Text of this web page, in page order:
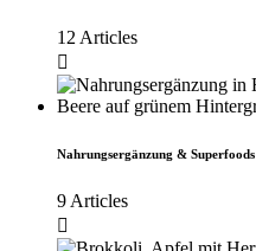
12 Articles
Nahrungsergänzung & Superfoods
9 Articles